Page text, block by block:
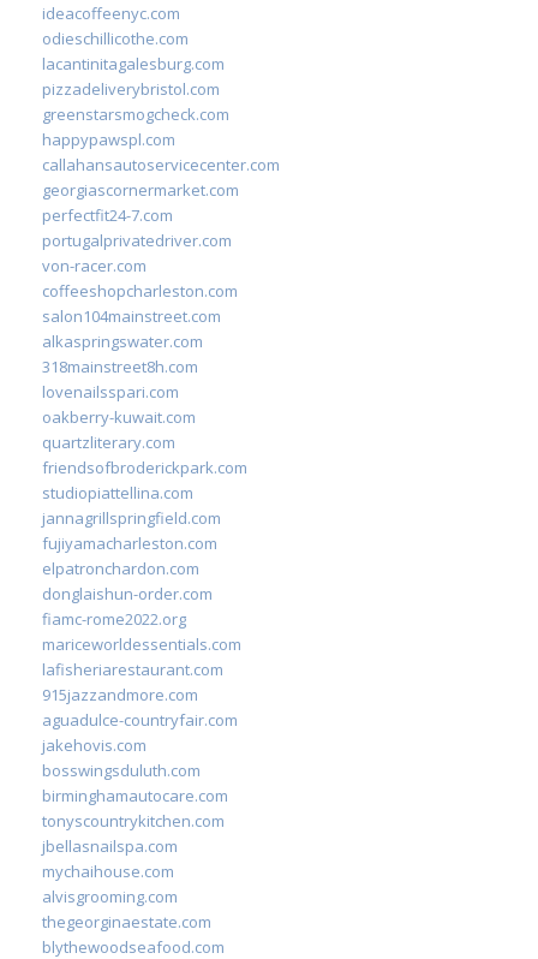
ideacoffeenyc.com
odieschillicothe.com
lacantinitagalesburg.com
pizzadeliverybristol.com
greenstarsmogcheck.com
happypawspl.com
callahansautoservicecenter.com
georgiascornermarket.com
perfectfit24-7.com
portugalprivatedriver.com
von-racer.com
coffeeshopcharleston.com
salon104mainstreet.com
alkaspringswater.com
318mainstreet8h.com
lovenailsspari.com
oakberry-kuwait.com
quartzliterary.com
friendsofbroderickpark.com
studiopiattellina.com
jannagrillspringfield.com
fujiyamacharleston.com
elpatronchardon.com
donglaishun-order.com
fiamc-rome2022.org
mariceworldessentials.com
lafisheriarestaurant.com
915jazzandmore.com
aguadulce-countryfair.com
jakehovis.com
bosswingsduluth.com
birminghamautocare.com
tonyscountrykitchen.com
jbellasnailspa.com
mychaihouse.com
alvisgrooming.com
thegeorginaestate.com
blythewoodseafood.com